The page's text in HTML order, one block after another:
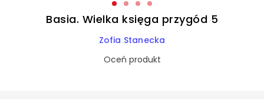
Basia. Wielka księga przygód 5
Zofia Stanecka
Oceń produkt